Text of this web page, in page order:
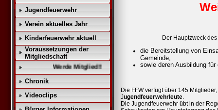
Jugendfeuerwehr
Verein aktuelles Jahr
Kinderfeuerwehr aktuell
Voraussetzungen der
Mitgliedschaft
Werde Mitglied!!
Chronik
Videoclips
Der Hauptzweck
die Bereitstellung von
Gemeinde,
sowie deren Ausbildung
Die FFW verfügt über 145
Jugendfeuerwehrleute.
Die Jugendfeuerwehr übt in der